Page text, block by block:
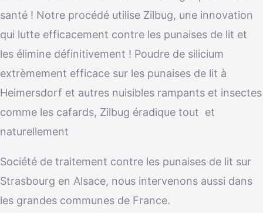
santé ! Notre procédé utilise Zilbug, une innovation
qui lutte efficacement contre les punaises de lit et
les élimine définitivement ! Poudre de silicium
extrèmement efficace sur les punaises de lit à
Heimersdorf et autres nuisibles rampants et insectes
comme les cafards, Zilbug éradique tout et
naturellement
Société de traitement contre les punaises de lit sur
Strasbourg en Alsace, nous intervenons aussi dans
les grandes communes de France.